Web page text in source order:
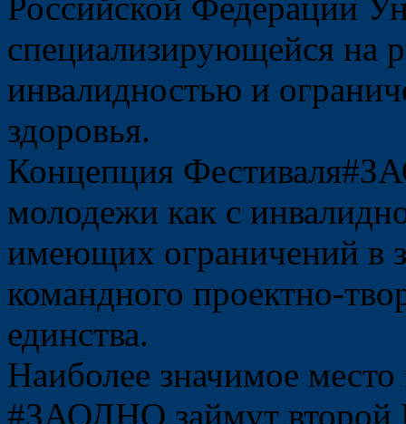
Российской Федерации
специализирующейся на
инвалидностью и
здоровья.
Концепция
молодежи как с
имеющих ограничений в
командного проектно-
единства.
Наиболее значимое
#ЗАОДНО займут второй